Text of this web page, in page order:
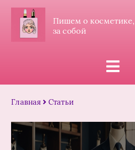
Пишем о
за собой
Главная Статьи